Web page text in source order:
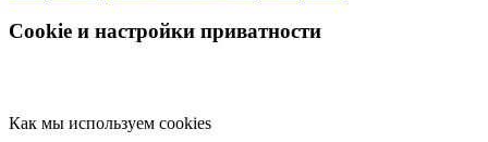
Cookie и настройки приватности
Как мы используем cookies